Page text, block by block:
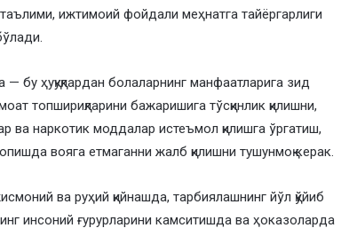
ижтимоий фойдали меҳнатга тайёргарлиги
— бу ҳуқуқлардан болаларнинг манфаатларига зид
топшириқларини бажаришига тўсқинлик қилишни,
ва наркотик моддалар истеъмол қилишга ўргатиш,
вояга етмаганни жалб қилишни тушунмоқ керак.
ва руҳий қийнашда, тарбиялашнинг йўл қўйиб
инсоний ғурурларини камситишда ва ҳоказоларда